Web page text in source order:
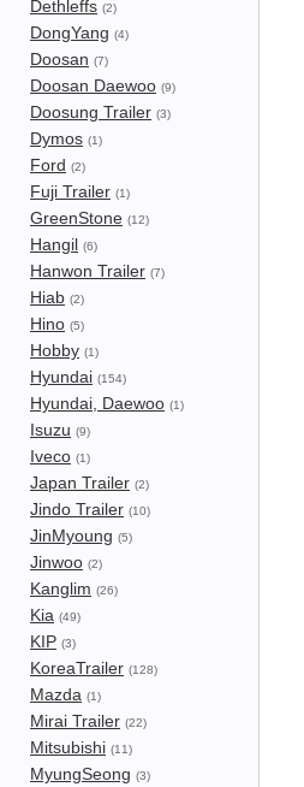
Dethleffs (2)
DongYang (4)
Doosan (7)
Doosan Daewoo (9)
Doosung Trailer (3)
Dymos (1)
Ford (2)
Fuji Trailer (1)
GreenStone (12)
Hangil (6)
Hanwon Trailer (7)
Hiab (2)
Hino (5)
Hobby (1)
Hyundai (154)
Hyundai, Daewoo (1)
Isuzu (9)
Iveco (1)
Japan Trailer (2)
Jindo Trailer (10)
JinMyoung (5)
Jinwoo (2)
Kanglim (26)
Kia (49)
KIP (3)
KoreaTrailer (128)
Mazda (1)
Mirai Trailer (22)
Mitsubishi (11)
MyungSeong (3)